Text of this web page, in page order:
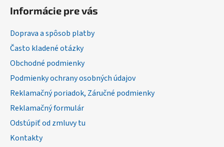
Informácie pre vás
Doprava a spôsob platby
Často kladené otázky
Obchodné podmienky
Podmienky ochrany osobných údajov
Reklamačný poriadok, Záručné podmienky
Reklamačný formulár
Odstúpiť od zmluvy tu
Kontakty